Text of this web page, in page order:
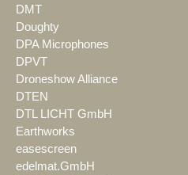
DMT
Doughty
DPA Microphones
DPVT
Droneshow Alliance
DTEN
DTL LICHT GmbH
Earthworks
easescreen
edelmat.GmbH